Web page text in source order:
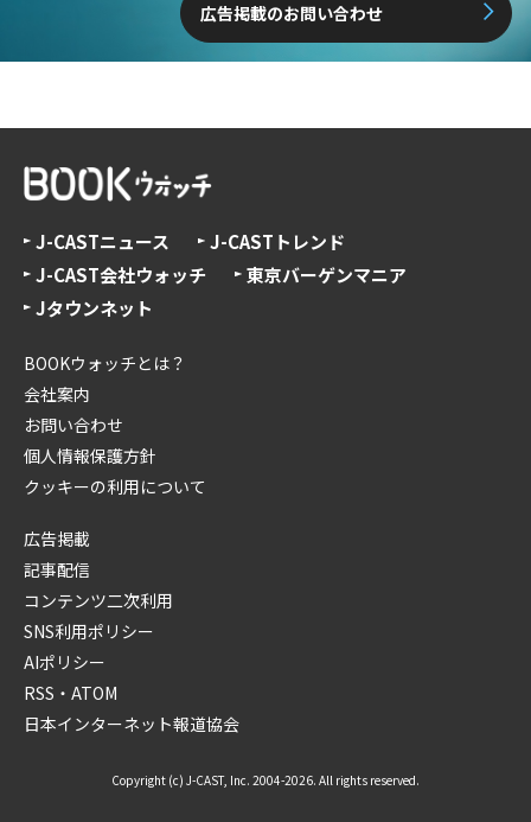
広告掲載のお問い合わせ
J-CASTニュース
J-CASTトレンド
J-CAST会社ウォッチ
東京バーゲンマニア
Jタウンネット
BOOKウォッチとは？
会社案内
お問い合わせ
個人情報保護方針
クッキーの利用について
広告掲載
記事配信
コンテンツ二次利用
SNS利用ポリシー
AIポリシー
RSS・ATOM
日本インターネット報道協会
Copyright (c) J-CAST, Inc. 2004-2026. All rights reserved.